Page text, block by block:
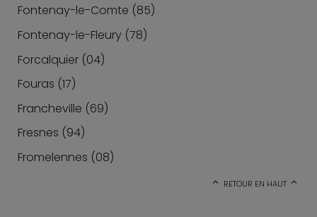
Fontenay-le-Comte (85)
Fontenay-le-Fleury (78)
Forcalquier (04)
Fouras (17)
Francheville (69)
Fresnes (94)
Fromelennes (08)
RETOUR EN HAUT